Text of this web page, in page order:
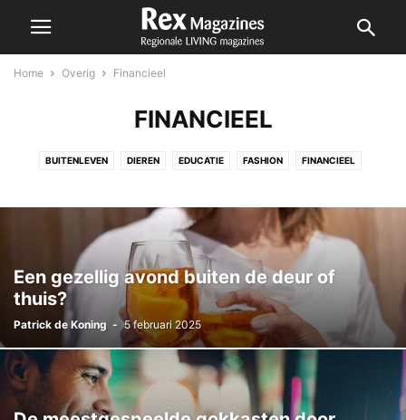
Home Overig Financieel
FINANCIEEL
BUITENLEVEN DIEREN EDUCATIE FASHION FINANCIEEL
TECHNOLOGIE
Een gezellig avond buiten de deur of
thuis?
Patrick de Koning - 5 februari 2025